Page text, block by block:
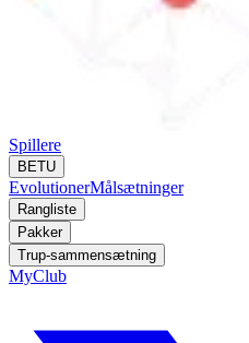
Spillere
BETU
EvolutionerMålsætninger
Rangliste
Pakker
Trup-sammensætning
MyClub